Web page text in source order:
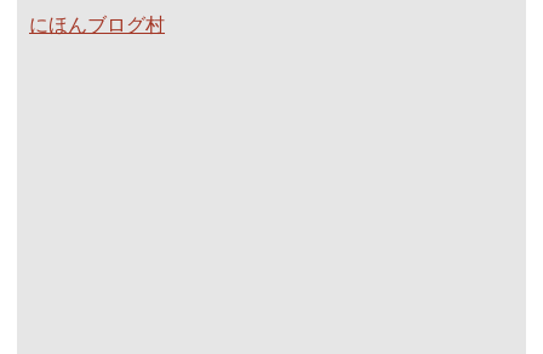
にほんブログ村